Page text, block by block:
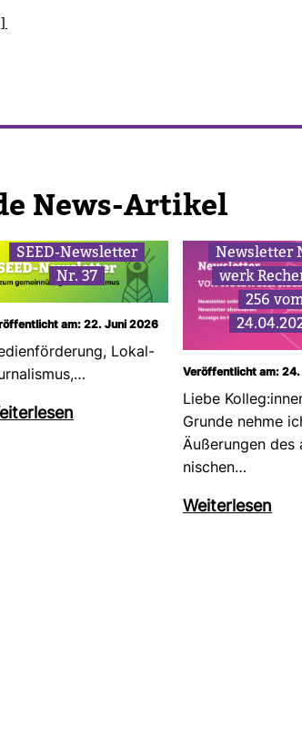
News-​Artikel
SEED-​News­letter
Nr. 37
am: 22. Juni 2026
Lokal­
News­letter
werk
256
Veröffentlicht am:
Liebe
Grunde nehme
Äuße­rungen
ni­schen…
Wei­ter­lesen